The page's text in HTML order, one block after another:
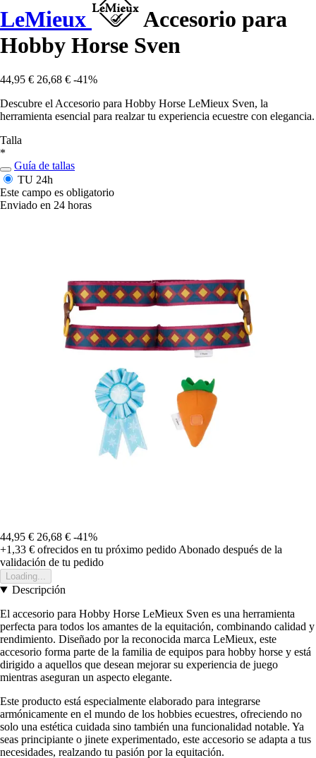
LeMieux
Accesorio para
Hobby Horse Sven
44,95 € 26,68 € -41%
Descubre el Accesorio para Hobby Horse LeMieux Sven, la
herramienta esencial para realzar tu experiencia ecuestre con elegancia.
Talla
*
Guía de tallas
TU 24h
Este campo es obligatorio
Enviado en 24 horas
44,95 € 26,68 € -41%
+1,33 € ofrecidos en tu próximo pedido Abonado después de la
validación de tu pedido
Loading...
Descripción
El accesorio para Hobby Horse LeMieux Sven es una herramienta
perfecta para todos los amantes de la equitación, combinando calidad y
rendimiento. Diseñado por la reconocida marca LeMieux, este
accesorio forma parte de la familia de equipos para hobby horse y está
dirigido a aquellos que desean mejorar su experiencia de juego
mientras aseguran un aspecto elegante.
Este producto está especialmente elaborado para integrarse
armónicamente en el mundo de los hobbies ecuestres, ofreciendo no
solo una estética cuidada sino también una funcionalidad notable. Ya
seas principiante o jinete experimentado, este accesorio se adapta a tus
necesidades, realzando tu pasión por la equitación.